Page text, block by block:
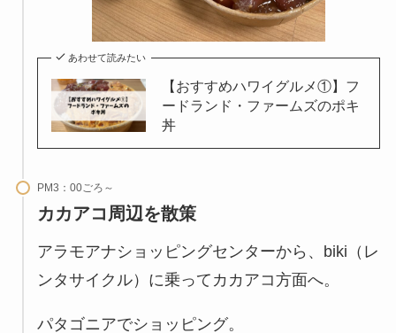
あわせて読みたい
【おすすめハワイグルメ①】フ
ードランド・ファームズのポキ
丼
PM3：00ごろ～
カカアコ周辺を散策
アラモアナショッピングセンターから、biki（レ
ンタサイクル）に乗ってカカアコ方面へ。
パタゴニアでショッピング。